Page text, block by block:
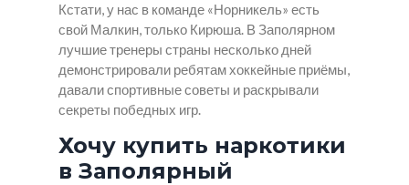
Кстати, у нас в команде «Норникель» есть
свой Малкин, только Кирюша. В Заполярном
лучшие тренеры страны несколько дней
демонстрировали ребятам хоккейные приёмы,
давали спортивные советы и раскрывали
секреты победных игр.
Хочу купить наркотики
в Заполярный